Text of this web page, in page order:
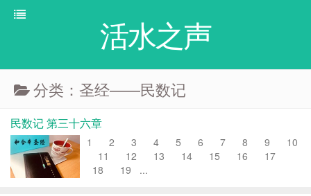
活水之声
分类：圣经——民数记
民数记 第三十六章
1 2 3 4 5 6 7 8 9 10
11 12 13 14 15 16 17
18 19 ...